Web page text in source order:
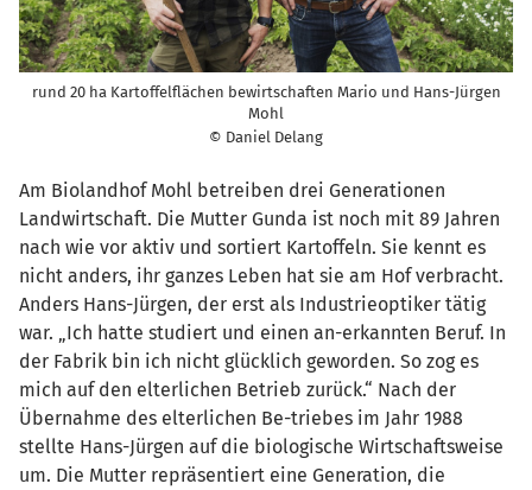
rund 20 ha Kartoffelflächen bewirtschaften Mario und Hans-Jürgen
Mohl
© Daniel Delang
Am Biolandhof Mohl betreiben drei Generationen
Landwirtschaft. Die Mutter Gunda ist noch mit 89 Jahren
nach wie vor aktiv und sortiert Kartoffeln. Sie kennt es
nicht anders, ihr ganzes Leben hat sie am Hof verbracht.
Anders Hans-Jürgen, der erst als Industrieoptiker tätig
war. „Ich hatte studiert und einen an-erkannten Beruf. In
der Fabrik bin ich nicht glücklich geworden. So zog es
mich auf den elterlichen Betrieb zurück.“ Nach der
Übernahme des elterlichen Be-triebes im Jahr 1988
stellte Hans-Jürgen auf die biologische Wirtschaftsweise
um. Die Mutter repräsentiert eine Generation, die